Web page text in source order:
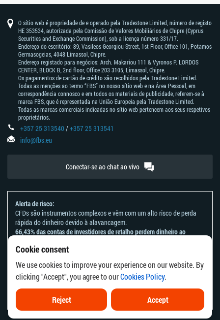
Cookie consent
We use cookies to improve your experience on our website. By
clicking "Accept", you agree to ourCookies Policy.
Reject Accept
O sítio web é propriedade de e operado pela Tradestone Limited, número de registo
HE 353534, autorizada pela Comissão de Valores Mobiliários de Chipre (Cyprus
Securities and Exchange Commission), sob a licença número 331/17.
Endereço do escritório: 89, Vasileos Georgiou Street, 1st Floor, Office 101, Potamos
Germasogeias, 4048 Limassol, Chipre.
Endereço registado para negócios: Arch. Makariou 111 & Vyronos Р. LORDOS
CENTER, BLOCK В, 2nd floor, Office 203 3105, Limassol, Chipre.
Os pagamentos de cartão de crédito são recolhidos pela Tradestone Limited.
Todas as menções ao termo “FBS” no nosso sítio web e na Área Pessoal, em
correspondência connosco e em todos os materiais de publicidade, referem-se à
marca FBS, que é representada na União Europeia pela Tradestone Limited.
Todas as marcas comerciais indicadas no sítio web pertencem aos seus respetivos
proprietários.
+357 25 313540/+357 25 313541
info@fbs.eu
Conectar-se ao chat ao vivo
Alerta de risco:
CFDs são instrumentos complexos e vêm com um alto risco de perda
rápida do dinheiro devido à alavancagem.
66,43% das contas de investidores de retalho perdem dinheiro ao
Deve considerar se entende como funcionam os CFDs e se tem
condições de assumir o alto risco de perder o seu dinheiro.
Por favor, consulte a nossaDeclaração e Reconhecimento de Riscos .
As informações deste site não se destinam a residentes de países ou
jurisdições em que a distribuição ou utilização destas informações seja
contrária à respetiva lei local ou aos regulamentos locais.